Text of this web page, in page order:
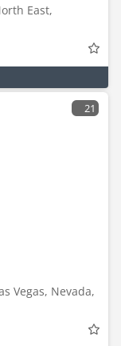
East,
21
Vegas, Nevada,